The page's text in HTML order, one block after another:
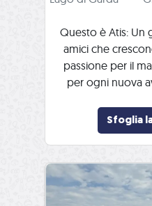
Questo è Atis: Un
amici che
passione per il
per ogni nuova
Sfoglia